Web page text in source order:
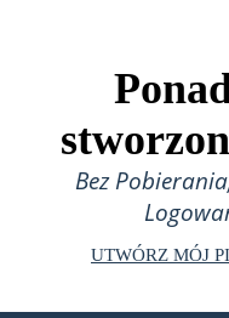
Bez
UTWÓRZ MÓJ